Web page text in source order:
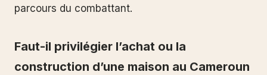
parcours du combattant.
Faut-il privilégier l’achat ou la
construction d’une maison au Cameroun